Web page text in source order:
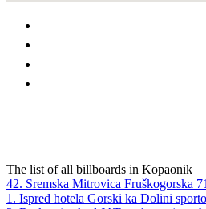
The list of all billboards in Kopaonik
42. Sremska Mitrovica Fruškogorska 71
1. Ispred hotela Gorski ka Dolini